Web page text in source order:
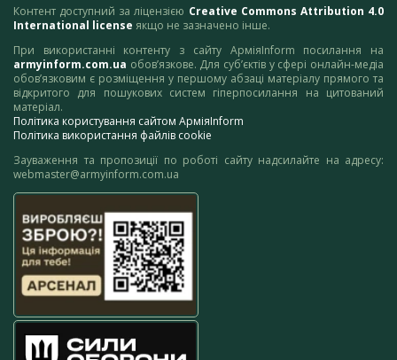
Контент доступний за ліцензією Creative Commons Attribution 4.0
International license якщо не зазначено інше.
При використанні контенту з сайту АрміяInform посилання на
armyinform.com.ua обов’язкове. Для суб’єктів у сфері онлайн-медіа
обов’язковим є розміщення у першому абзаці матеріалу прямого та
відкритого для пошукових систем гіперпосилання на цитований
матеріал.
Політика користування сайтом АрміяInform
Політика використання файлів cookie
Зауваження та пропозиції по роботі сайту надсилайте на адресу:
webmaster@armyinform.com.ua